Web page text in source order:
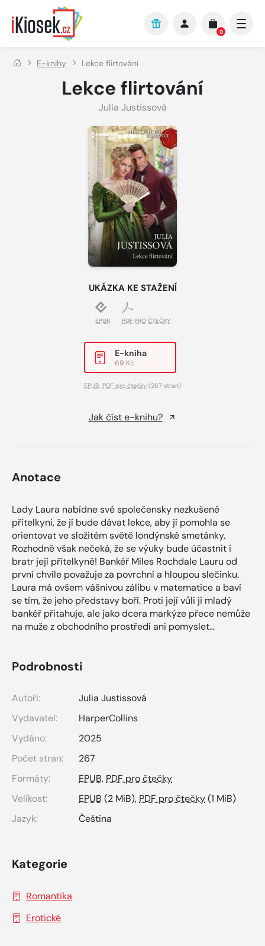
Přejít na hlavní obsah
0
E-knihy Lekce flirtování
Lekce flirtování
Julia Justissová
UKÁZKA KE STAŽENÍ
EPUB PDF PRO ČTEČKY
E-kniha
69 Kč
EPUB, PDF pro čtečky (267 stran)
Jak číst e-knihu?
Anotace
Lady Laura nabídne své společensky nezkušené
přítelkyni, že jí bude dávat lekce, aby jí pomohla se
orientovat ve složitém světě londýnské smetánky.
Rozhodně však nečeká, že se výuky bude účastnit i
bratr její přítelkyně! Bankéř Miles Rochdale Lauru od
první chvíle považuje za povrchní a hloupou slečinku.
Laura má ovšem vášnivou zálibu v matematice a baví
se tím, že jeho představy boří. Proti její vůli ji mladý
bankéř přitahuje, ale jako dcera markýze přece nemůže
na muže z obchodního prostředí ani pomyslet…
Podrobnosti
Autoři:
Julia Justissová
Vydavatel:
HarperCollins
Vydáno:
2025
Počet stran:
267
Formáty:
EPUB,PDF pro čtečky
Velikost:
EPUB (2 MiB),PDF pro čtečky(1 MiB)
Jazyk:
Čeština
Kategorie
Romantika
Erotické